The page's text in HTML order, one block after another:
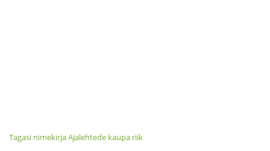
Tagasi nimekirja Ajalehtede kaupa riik